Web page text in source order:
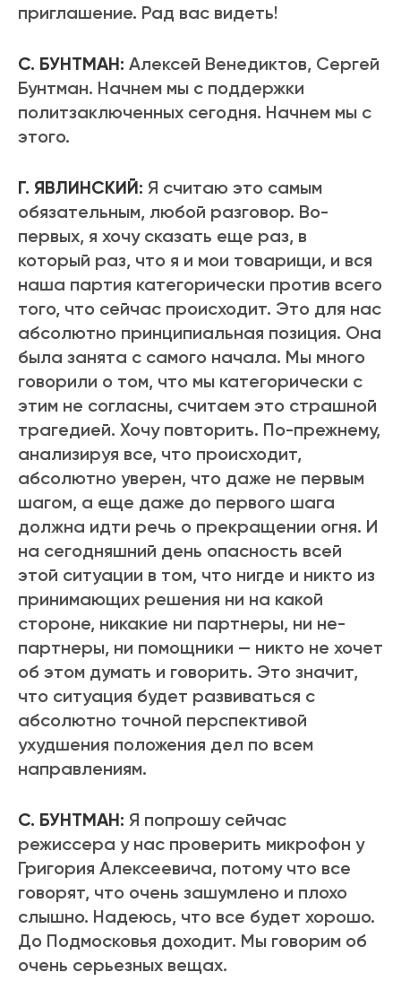
приглашение. Рад вас видеть!
С. БУНТМАН: Алексей Венедиктов, Сергей
Бунтман. Начнем мы с поддержки
политзаключенных сегодня. Начнем мы с
этого.
Г. ЯВЛИНСКИЙ: Я считаю это самым
обязательным, любой разговор. Во-
первых, я хочу сказать еще раз, в
который раз, что я и мои товарищи, и вся
наша партия категорически против всего
того, что сейчас происходит. Это для нас
абсолютно принципиальная позиция. Она
была занята с самого начала. Мы много
говорили о том, что мы категорически с
этим не согласны, считаем это страшной
трагедией. Хочу повторить. По-прежнему,
анализируя все, что происходит,
абсолютно уверен, что даже не первым
шагом, а еще даже до первого шага
должна идти речь о прекращении огня. И
на сегодняшний день опасность всей
этой ситуации в том, что нигде и никто из
принимающих решения ни на какой
стороне, никакие ни партнеры, ни не-
партнеры, ни помощники — никто не хочет
об этом думать и говорить. Это значит,
что ситуация будет развиваться с
абсолютно точной перспективой
ухудшения положения дел по всем
направлениям.
С. БУНТМАН: Я попрошу сейчас
режиссера у нас проверить микрофон у
Григория Алексеевича, потому что все
говорят, что очень зашумлено и плохо
слышно. Надеюсь, что все будет хорошо.
До Подмосковья доходит. Мы говорим об
очень серьезных вещах.